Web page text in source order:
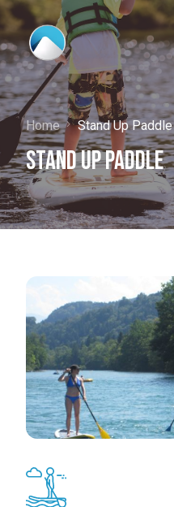
Home Stand Up Paddle
Stand Up Paddle
Deutsch